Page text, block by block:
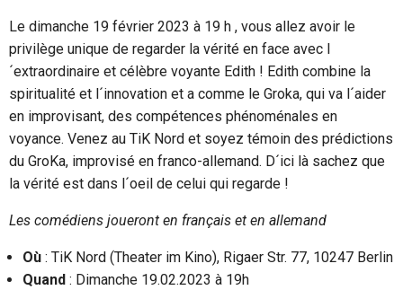
Le dimanche 19 février 2023 à 19 h , vous allez avoir le
privilège unique de regarder la vérité en face avec l
´extraordinaire et célèbre voyante Edith ! Edith combine la
spiritualité et l´innovation et a comme le Groka, qui va l´aider
en improvisant, des compétences phénoménales en
voyance. Venez au TiK Nord et soyez témoin des prédictions
du GroKa, improvisé en franco-allemand. D´ici là sachez que
la vérité est dans l´oeil de celui qui regarde !
Les comédiens joueront en français et en allemand
Où : TiK Nord (Theater im Kino), Rigaer Str. 77, 10247 Berlin
Quand : Dimanche 19.02.2023 à 19h